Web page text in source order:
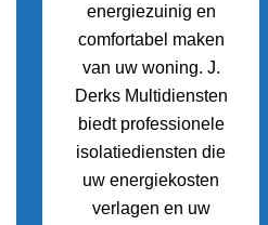
energiezuinig en
comfortabel maken
van uw woning. J.
Derks Multidiensten
biedt professionele
isolatiediensten die
uw energiekosten
verlagen en uw